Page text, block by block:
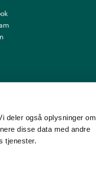
deler også oplysninger om
disse data med andre
tjenester.